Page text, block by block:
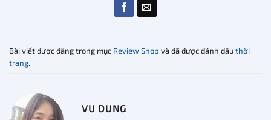
Bài viết được đăng trong mục Review Shop và đã được đánh dấuthời
trang.
VU DUNG